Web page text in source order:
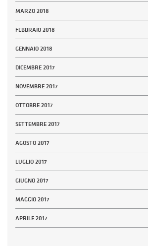
MARZO 2018
FEBBRAIO 2018
GENNAIO 2018
DICEMBRE 2017
NOVEMBRE 2017
OTTOBRE 2017
SETTEMBRE 2017
AGOSTO 2017
LUGLIO 2017
GIUGNO 2017
MAGGIO 2017
APRILE 2017